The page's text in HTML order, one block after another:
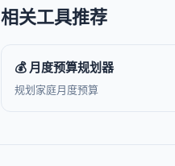
相关工具推荐
💰 月度预算规划器
规划家庭月度预算